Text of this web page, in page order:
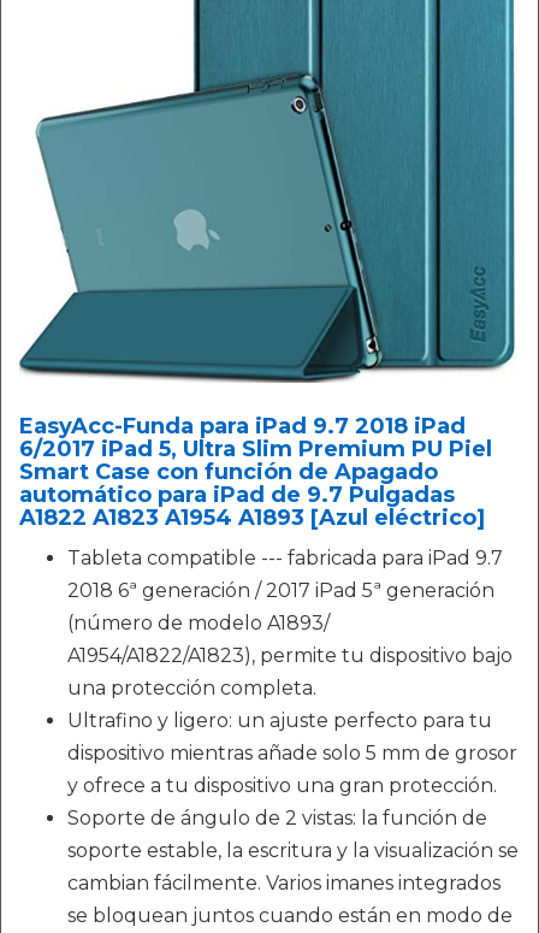
EasyAcc-Funda para iPad 9.7 2018 iPad
6/2017 iPad 5, Ultra Slim Premium PU Piel
Smart Case con función de Apagado
automático para iPad de 9.7 Pulgadas
A1822 A1823 A1954 A1893 [Azul eléctrico]
Tableta compatible --- fabricada para iPad 9.7
2018 6ª generación / 2017 iPad 5ª generación
(número de modelo A1893/
A1954/A1822/A1823), permite tu dispositivo bajo
una protección completa.
Ultrafino y ligero: un ajuste perfecto para tu
dispositivo mientras añade solo 5 mm de grosor
y ofrece a tu dispositivo una gran protección.
Soporte de ángulo de 2 vistas: la función de
soporte estable, la escritura y la visualización se
cambian fácilmente. Varios imanes integrados
se bloquean juntos cuando están en modo de